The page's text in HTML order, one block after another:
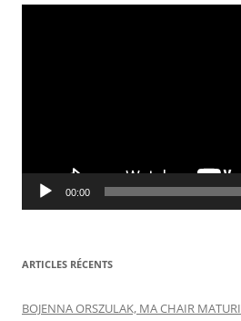
Lecteur
00:00
ARTICLES RÉCENTS
BOJENNA ORSZULAK, MA CHAIR